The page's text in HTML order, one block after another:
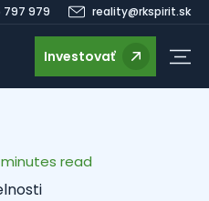
797 979 reality@rkspirit.sk
Investovať
read